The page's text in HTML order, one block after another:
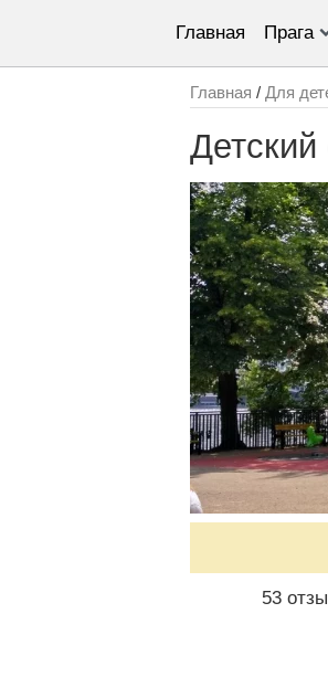
Главная Прага
Главная / Для
Детский
53